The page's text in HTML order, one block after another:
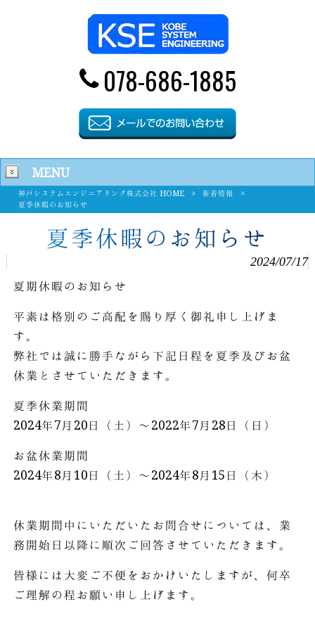
078-686-1885
MENU
神戸システムエンジニアリング株式会社 HOME > 新着情報
>
夏季休暇のお知らせ
夏季休暇のお知らせ
2024/07/17
夏期休暇のお知らせ
平素は格別のご高配を賜り厚く御礼申し上げま
す。
弊社では誠に勝手ながら下記日程を夏季及びお盆
休業とさせていただきます。
夏季休業期間
2024年7月20日（土）～2022年7月28日（日）
お盆休業期間
2024年8月10日（土）～2024年8月15日（木）
休業期間中にいただいたお問合せについては、業
務開始日以降に順次ご回答させていただきます。
皆様には大変ご不便をおかけいたしますが、何卒
ご理解の程お願い申し上げます。